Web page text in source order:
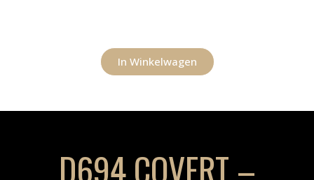
In Winkelwagen
D694 COVERT –